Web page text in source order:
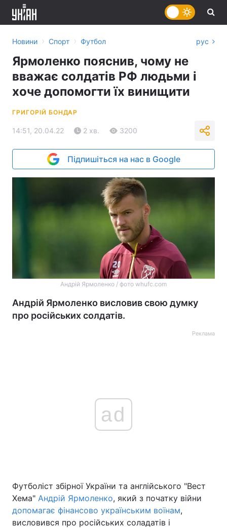
Головна Війна
Україна Політика
Новини › Спорт › Футбол рус
Ярмоленко пояснив, чому не
вважає солдатів РФ людьми і
хоче допомогти їх винищити
ГРИГОРІЙ БОНДАР
14:51, 20.04.22 2 хв. 3200
Підпишіться на нас в Google
Андрій Ярмоленко / фото whufc.com
Андрій Ярмоленко висловив свою думку
про російських солдатів.
Реклама
ad
Футболіст збірної України та англійського "Вест
Хема" Андрій Ярмоленко, який з початку війни
допомагає фінансово українським воїнам,
висловився про російських соладатів і